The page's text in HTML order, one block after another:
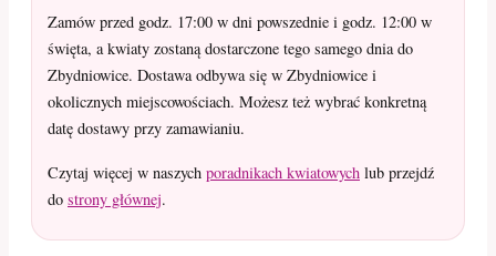
Zamów przed godz. 17:00 w dni powszednie i godz. 12:00 w
święta, a kwiaty zostaną dostarczone tego samego dnia do
Zbydniowice. Dostawa odbywa się w Zbydniowice i
okolicznych miejscowościach. Możesz też wybrać konkretną
datę dostawy przy zamawianiu.
Czytaj więcej w naszych poradnikach kwiatowych lub przejdź
do strony głównej.